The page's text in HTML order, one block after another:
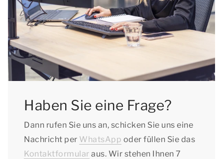
Haben Sie eine Frage?
Dann rufen Sie uns an, schicken Sie uns eine
Nachricht per WhatsApp oder füllen Sie das
Kontaktformular aus. Wir stehen Ihnen 7